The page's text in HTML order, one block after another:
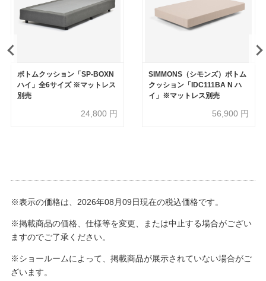
ボトムクッション「SP-BOXN
ハイ」全6サイズ ※マットレス
別売
24,800 円
SIMMONS（シモンズ）ボトム
クッション「IDC111BA N ハ
イ」※マットレス別売
56,900 円
※表示の価格は、2026年08月09日現在の税込価格です。
※掲載商品の価格、仕様等を変更、または中止する場合がござい
ますのでご了承ください。
※ショールームによって、掲載商品が展示されていない場合がご
ざいます。